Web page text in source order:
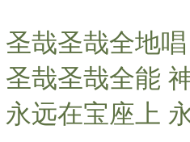
圣哉圣哉全地
圣哉圣哉全能
永远在宝座上